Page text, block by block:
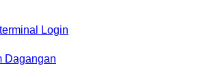
Login
Dagangan